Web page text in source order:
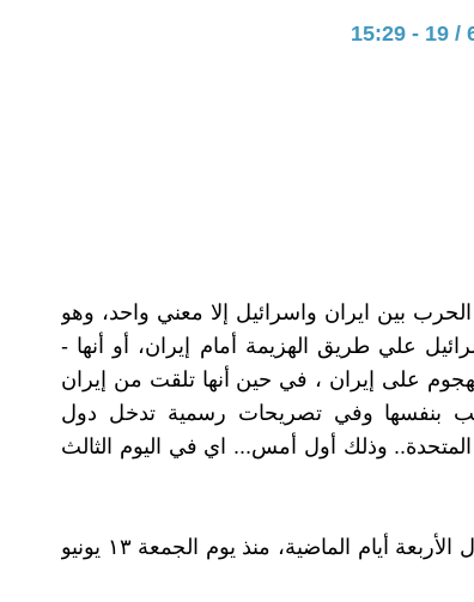
بين ايران واسرائيل إلا معني واحد، وهو
علي طريق الهزيمة أمام إيران، أو أنها -
على إيران ، في حين أنها تلقت من إيران
بنفسها وفي تصريحات رسمية تدخل دول
المتحدة.. وذلك أول أمس... اي في اليوم الثالث
ما هي خلاصة ثم نتيجة ما حدث خلال الأربعة أيام الماضية، منذ يوم الجمعة ١٣ يونيو